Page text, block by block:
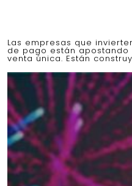
Las empresas que
de pago están
venta única. Están